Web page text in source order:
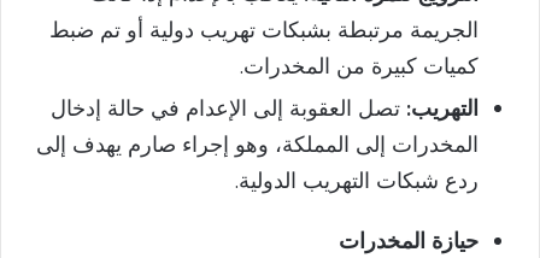
الجريمة مرتبطة بشبكات تهريب دولية أو تم ضبط
كميات كبيرة من المخدرات.
التهريب: تصل العقوبة إلى الإعدام في حالة إدخال
المخدرات إلى المملكة، وهو إجراء صارم يهدف إلى
ردع شبكات التهريب الدولية.
حيازة المخدرات